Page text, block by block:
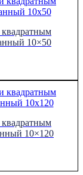
квадратным
10×50
квадратным
10×120